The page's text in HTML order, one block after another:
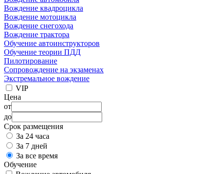
Вождение квадроцикла
Вождение мотоцикла
Вождение снегохода
Вождение трактора
Обучение автоинструкторов
Обучение теории ПДД
Пилотирование
Сопровождение на экзаменах
Экстремальное вождение
VIP
Цена
от
до
Срок размещения
За 24 часа
За 7 дней
За все время
Обучение